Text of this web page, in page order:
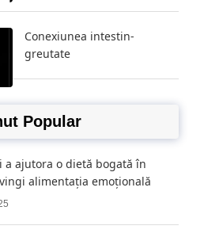
Conexiunea intestin-
greutate
Popular
a ajutora o dietă bogată în
alimentația emoțională